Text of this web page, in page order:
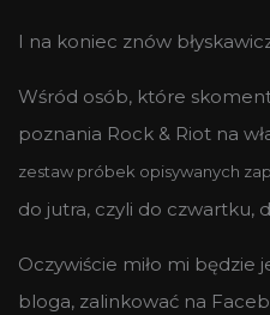
I na koniec znów
Wśród osób, które
poznania Rock & Riot na
zestaw próbek opisywanych
do jutra, czyli do czwartku,
Oczywiście miło mi będzie
bloga, zalinkować na